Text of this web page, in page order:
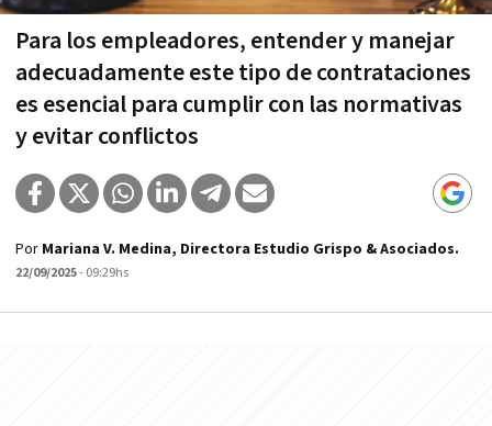
Para los empleadores, entender y manejar
adecuadamente este tipo de contrataciones
es esencial para cumplir con las normativas
y evitar conflictos
Por Mariana V. Medina, Directora Estudio Grispo & Asociados.
22/09/2025- 09:29hs